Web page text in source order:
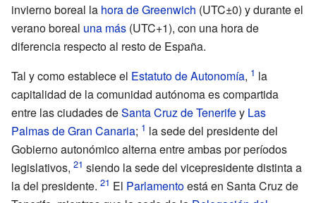
invierno boreal la hora de Greenwich (UTC±0) y durante el
verano boreal una más (UTC+1), con una hora de
diferencia respecto al resto de España.
Tal y como establece el Estatuto de Autonomía,
la
capitalidad de la comunidad autónoma es compartida
entre las ciudades deSanta Cruz de Tenerifey Las
Palmas de Gran Canaria;
la sede del presidente del
Gobierno autonómico alterna entre ambas por períodos
legislativos,
siendo la sede del vicepresidente distinta a
la del presidente.
El Parlamentoestá en Santa Cruz de